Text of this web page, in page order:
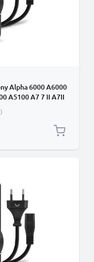
Alpha 6000 A6000
A5100 A7 7 II A7II
CELLONIC